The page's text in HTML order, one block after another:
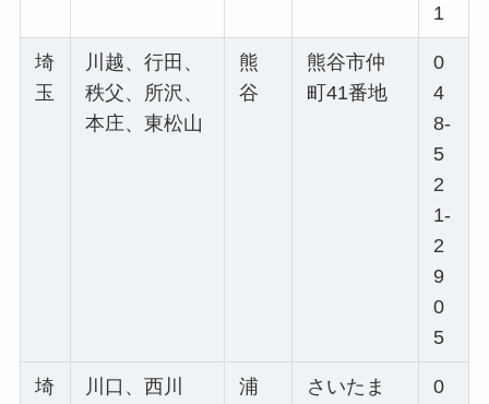
1
埼
玉
川越、行田、
秩父、所沢、
本庄、東松山
熊
谷
熊谷市仲
町41番地
0
4
8-
5
2
1-
2
9
0
5
埼
川口、西川
浦
さいたま
0